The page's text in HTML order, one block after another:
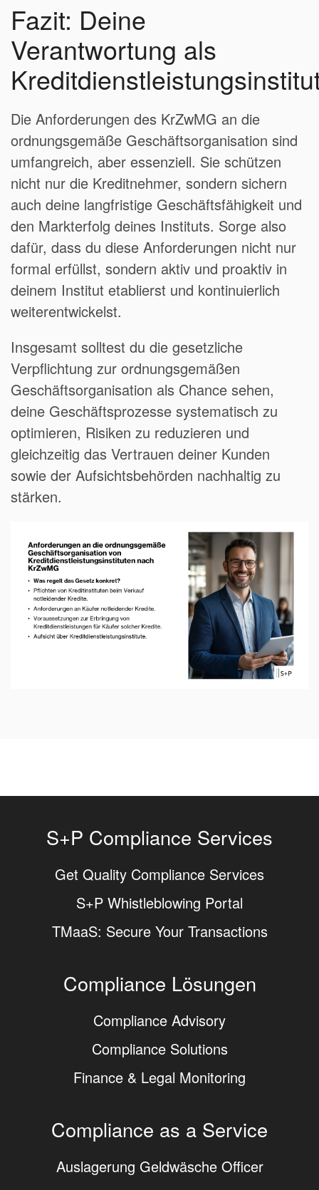
Fazit: Deine
Verantwortung als
Die Anforderungen des KrZwMG an die
ordnungsgemäße Geschäftsorganisation sind
umfangreich, aber essenziell. Sie schützen
nicht nur die Kreditnehmer, sondern sichern
auch deine langfristige Geschäftsfähigkeit und
den Markterfolg deines Instituts. Sorge also
dafür, dass du diese Anforderungen nicht nur
formal erfüllst, sondern aktiv und proaktiv in
deinem Institut etablierst und kontinuierlich
weiterentwickelst.
Insgesamt solltest du die gesetzliche
Verpflichtung zur ordnungsgemäßen
Geschäftsorganisation als Chance sehen,
deine Geschäftsprozesse systematisch zu
optimieren, Risiken zu reduzieren und
gleichzeitig das Vertrauen deiner Kunden
sowie der Aufsichtsbehörden nachhaltig zu
stärken.
S+P Compliance Services
Get Quality Compliance Services
S+P Whistleblowing Portal
TMaaS: Secure Your Transactions
Compliance Lösungen
Compliance Advisory
Compliance Solutions
Finance & Legal Monitoring
Compliance as a Service
Auslagerung Geldwäsche Officer